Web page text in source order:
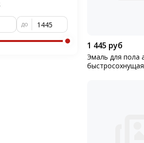
1 445 руб
Эмаль для пола
быстросохнущая
до